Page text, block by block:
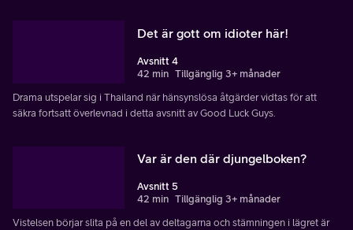
Det är gott om idioter här!
Avsnitt 4
42 min Tillgänglig 3+ månader
Drama utspelar sig i Thailand när hänsynslösa åtgärder vidtas för att
säkra fortsatt överlevnad i detta avsnitt av Good Luck Guys.
Var är den där djungelboken?
Avsnitt 5
42 min Tillgänglig 3+ månader
Vistelsen börjar slita på en del av deltagarna och stämningen i lägret är